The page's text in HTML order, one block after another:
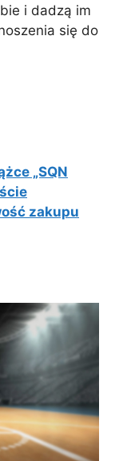
i dadzą im
się do
„SQN
zakupu